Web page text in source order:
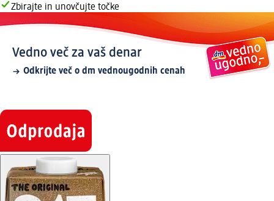
Zbirajte in unovčujte točke
Vedno več za vaš denar
Odkrijte več o dm vednougodnih cenah